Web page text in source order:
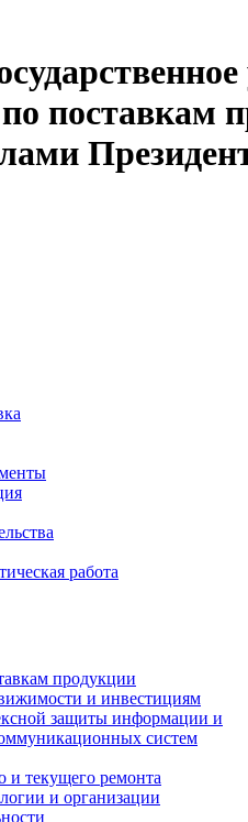
поставкам
работа
продукции
и инвестициям
защиты информации и
систем
и текущего ремонта
и организации